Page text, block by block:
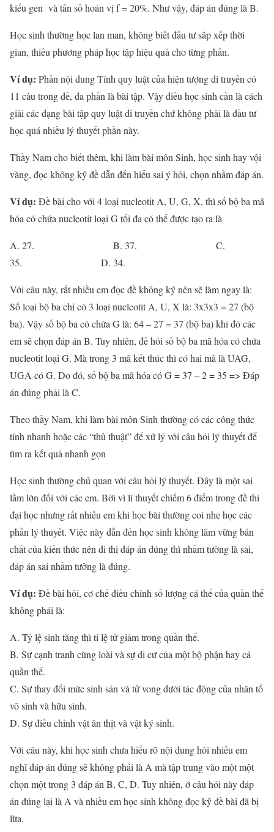
kiểu gen và tần số hoán vị f = 20%. Như vậy, đáp án đúng là B.
Học sinh thường học lan man, không biết đầu tư sắp xếp thời
gian, thiếu phương pháp học tập hiệu quả cho từng phần.
Ví dụ: Phần nội dung Tính quy luật của hiện tượng di truyền có
11 câu trong đề, đa phần là bài tập. Vậy điều học sinh cần là cách
giải các dạng bài tập quy luật di truyền chứ không phải là đầu tư
học quá nhiều lý thuyết phần này.
Thầy Nam cho biết thêm, khi làm bài môn Sinh, học sinh hay vội
vàng, đọc không kỹ đề dẫn đến hiểu sai ý hỏi, chọn nhầm đáp án.
Ví dụ: Đề bài cho với 4 loại nucleotit A, U, G, X, thì số bộ ba mã
hóa có chứa nucleotit loại G tối đa có thể được tạo ra là
A. 27. B. 37. C.
35. D. 34.
Với câu này, rất nhiều em đọc đề không kỹ nên sẽ làm ngay là:
Số loại bộ ba chỉ có 3 loại nucleotit A, U, X là: 3x3x3 = 27 (bộ
ba). Vậy số bộ ba có chứa G là: 64 – 27 = 37 (bộ ba) khi đó các
em sẽ chọn đáp án B. Tuy nhiên, đề hỏi số bộ ba mã hóa có chứa
nucleotit loại G. Mà trong 3 mã kết thúc thì có hai mã là UAG,
UGA có G. Do đó, số bộ ba mã hóa có G = 37 – 2 = 35 => Đáp
án đúng phải là C.
Theo thầy Nam, khi làm bài môn Sinh thường có các công thức
tính nhanh hoặc các “thủ thuật” để xử lý với câu hỏi lý thuyết để
tìm ra kết quả nhanh gọn
Học sinh thường chủ quan với câu hỏi lý thuyết. Đây là một sai
lầm lớn đối với các em. Bởi vì lí thuyết chiếm 6 điểm trong đề thi
đại học nhưng rất nhiều em khi học bài thường coi nhẹ học các
phần lý thuyết. Việc này dẫn đến học sinh không lắm vững bản
chất của kiến thức nên đi thi đáp án đúng thì nhầm tưởng là sai,
đáp án sai nhầm tưởng là đúng.
Ví dụ: Đề bài hỏi, cơ chế điều chỉnh số lượng cá thể của quần thể
không phải là:
A. Tỷ lệ sinh tăng thì tỉ lệ tử giảm trong quần thể.
B. Sự cạnh tranh cùng loài và sự di cư của một bộ phận hay cả
quần thể.
C. Sự thay đổi mức sinh sản và tử vong dưới tác động của nhân tố
vô sinh và hữu sinh.
D. Sự điều chỉnh vật ăn thịt và vật ký sinh.
Với câu này, khi học sinh chưa hiểu rõ nội dung hỏi nhiều em
nghĩ đáp án đúng sẽ không phải là A mà tập trung vào một một
chọn một trong 3 đáp án B, C, D. Tuy nhiên, ở câu hỏi này đáp
án đúng lại là A và nhiều em học sinh không đọc kỹ đề bài đã bị
lừa.